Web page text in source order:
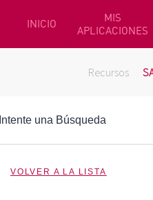
INICIO
MIS
APLICACIONES
Recursos